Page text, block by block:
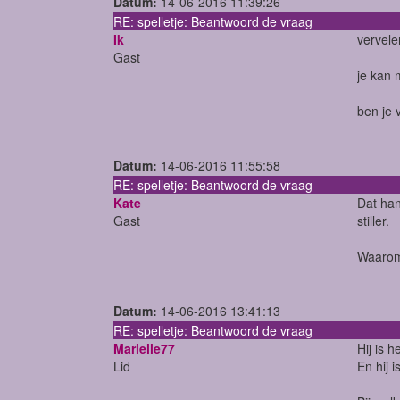
RE: spelletje: Beantwoord de vraag
Ik
Gast
je kan
ben je
Datum: 14-06-2016 11:55:58
RE: spelletje: Beantwoord de vraag
Kate
Gast
Dat
stiller.
Datum: 14-06-2016 13:41:13
RE: spelletje: Beantwoord de vraag
Marielle77
Lid
Hij is
En hij